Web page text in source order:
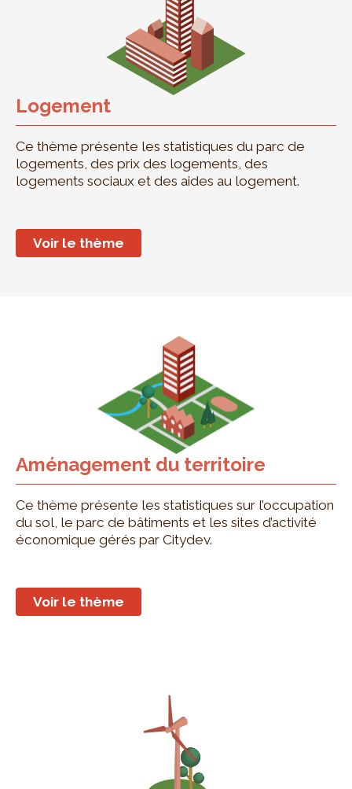
Logement
Ce thème présente les statistiques du parc de
logements, des prix des logements, des
logements sociaux et des aides au logement.
Voir le thème
Aménagement du territoire
Ce thème présente les statistiques sur l’occupation
du sol, le parc de bâtiments et les sites d’activité
économique gérés par Citydev.
Voir le thème